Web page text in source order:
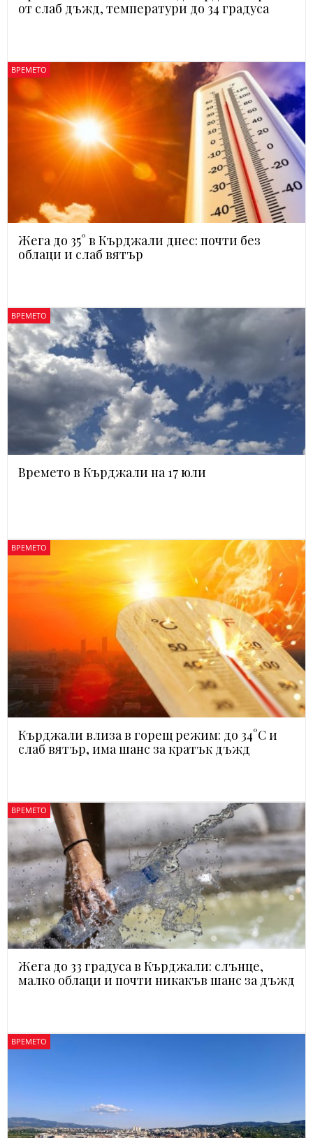
от слаб дъжд, температури до 34 градуса
ВРЕМЕТО
Жега до 35° в Кърджали днес: почти без
облаци и слаб вятър
ВРЕМЕТО
Времето в Кърджали на 17 юли
ВРЕМЕТО
Кърджали влиза в горещ режим: до 34°C и
слаб вятър, има шанс за кратък дъжд
ВРЕМЕТО
Жега до 33 градуса в Кърджали: слънце,
малко облаци и почти никакъв шанс за дъжд
ВРЕМЕТО